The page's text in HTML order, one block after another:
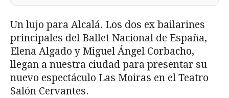
Un lujo para Alcalá. Los dos ex bailarines
principales del Ballet Nacional de España,
Elena Algado y Miguel Ángel Corbacho,
llegan a nuestra ciudad para presentar su
nuevo espectáculo Las Moiras en el Teatro
Salón Cervantes.